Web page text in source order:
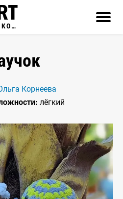
СХЕМЫ ВЯЗАНИЯ КРЮЧКОМ
Корнеева
лёгкий